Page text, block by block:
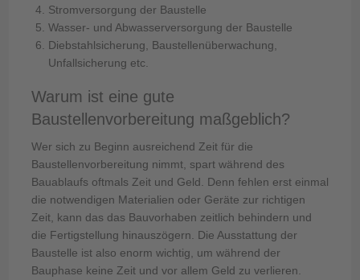
Stromversorgung der Baustelle
Wasser- und Abwasserversorgung der Baustelle
Diebstahlsicherung, Baustellenüberwachung,
Unfallsicherung etc.
Warum ist eine gute
Baustellenvorbereitung maßgeblich?
Wer sich zu Beginn ausreichend Zeit für die
Baustellenvorbereitung nimmt, spart während des
Bauablaufs oftmals Zeit und Geld. Denn fehlen erst einmal
die notwendigen Materialien oder Geräte zur richtigen
Zeit, kann das das Bauvorhaben zeitlich behindern und
die Fertigstellung hinauszögern. Die Ausstattung der
Baustelle ist also enorm wichtig, um während der
Bauphase keine Zeit und vor allem Geld zu verlieren.